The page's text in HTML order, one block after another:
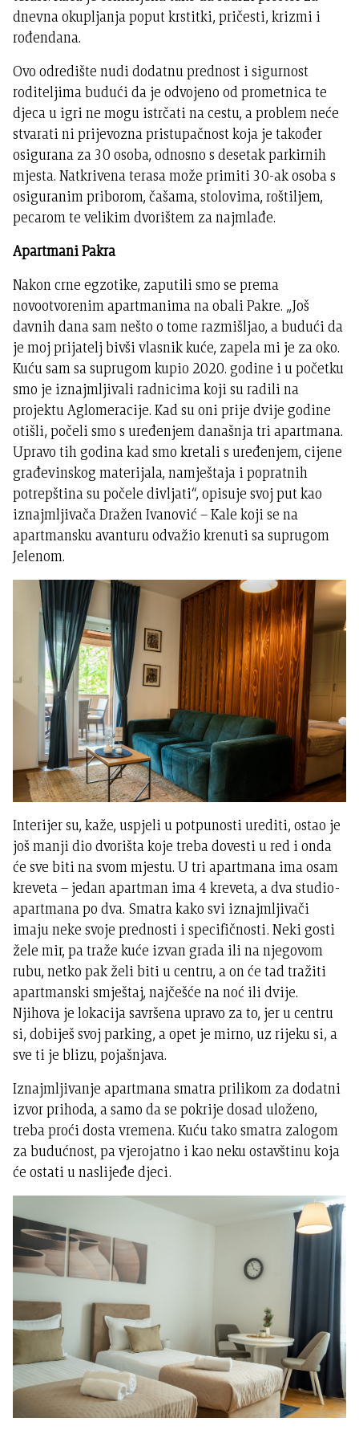
dnevna okupljanja poput krstitki, pričesti, krizmi i
rođendana.
Ovo odredište nudi dodatnu prednost i sigurnost
roditeljima budući da je odvojeno od prometnica te
djeca u igri ne mogu istrčati na cestu, a problem neće
stvarati ni prijevozna pristupačnost koja je također
osigurana za 30 osoba, odnosno s desetak parkirnih
mjesta. Natkrivena terasa može primiti 30-ak osoba s
osiguranim priborom, čašama, stolovima, roštiljem,
pecarom te velikim dvorištem za najmlađe.
Apartmani Pakra
Nakon crne egzotike, zaputili smo se prema
novootvorenim apartmanima na obali Pakre. „Još
davnih dana sam nešto o tome razmišljao, a budući da
je moj prijatelj bivši vlasnik kuće, zapela mi je za oko.
Kuću sam sa suprugom kupio 2020. godine i u početku
smo je iznajmljivali radnicima koji su radili na
projektu Aglomeracije. Kad su oni prije dvije godine
otišli, počeli smo s uređenjem današnja tri apartmana.
Upravo tih godina kad smo kretali s uređenjem, cijene
građevinskog materijala, namještaja i popratnih
potrepština su počele divljati“, opisuje svoj put kao
iznajmljivača Dražen Ivanović – Kale koji se na
apartmansku avanturu odvažio krenuti sa suprugom
Jelenom.
Interijer su, kaže, uspjeli u potpunosti urediti, ostao je
još manji dio dvorišta koje treba dovesti u red i onda
će sve biti na svom mjestu. U tri apartmana ima osam
kreveta – jedan apartman ima 4 kreveta, a dva studio-
apartmana po dva. Smatra kako svi iznajmljivači
imaju neke svoje prednosti i specifičnosti. Neki gosti
žele mir, pa traže kuće izvan grada ili na njegovom
rubu, netko pak želi biti u centru, a on će tad tražiti
apartmanski smještaj, najčešće na noć ili dvije.
Njihova je lokacija savršena upravo za to, jer u centru
si, dobiješ svoj parking, a opet je mirno, uz rijeku si, a
sve ti je blizu, pojašnjava.
Iznajmljivanje apartmana smatra prilikom za dodatni
izvor prihoda, a samo da se pokrije dosad uloženo,
treba proći dosta vremena. Kuću tako smatra zalogom
za budućnost, pa vjerojatno i kao neku ostavštinu koja
će ostati u naslijeđe djeci.